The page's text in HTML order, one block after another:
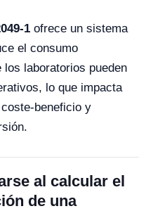
1 ofrece un sistema
el consumo
laboratorios pueden
lo que impacta
beneficio y
al calcular el
de una